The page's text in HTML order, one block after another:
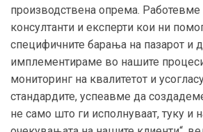
производствена опрема. Работевме
консултанти и експерти кои ни
специфичните барања на пазарот и
имплементираме во нашите
мониторинг на квалитетот и
стандардите, успеавме да
не само што ги исполнуваат, туку и